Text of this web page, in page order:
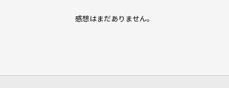
感想はまだありません。